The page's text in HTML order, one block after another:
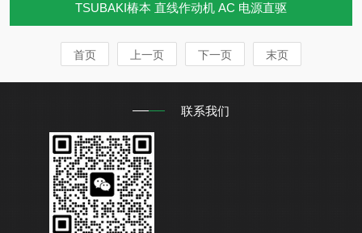
TSUBAKI椿本 直线作动机 AC 电源直驱
首页 上一页 下一页 末页
联系我们